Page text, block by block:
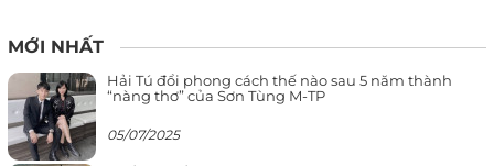
MỚI NHẤT
Hải Tú đổi phong cách thế nào sau 5 năm thành
“nàng thơ” của Sơn Tùng M-TP
05/07/2025